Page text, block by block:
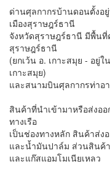
ด่านศุลกากรบ้านดอนตั้งอ
เมืองสุราษฎร์ธานี
จังหวัดสุราษฎร์ธานี มีพื้นที่
สุราษฎร์ธานี
(ยกเว้น อ. เกาะสมุย - อยู่
เกาะสมุย)
และสนามบินศุลกากรท่าอ
สินค้าที่นำเข้ามาหรือส่งอ
ทางเรือ
เป็นช่องทางหลัก สินค้าส่
และน้ำมันปาล์ม ส่วนสินค้
และแก๊สแอมโมเนียเหลว